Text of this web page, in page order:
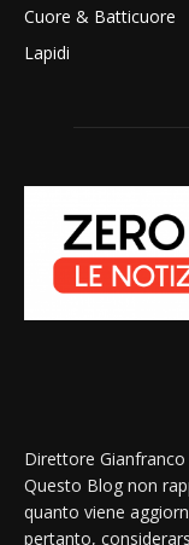
Cuore & Batticuore
Lapidi
Direttore Gianfranco
Questo Blog non
quanto viene
pertanto,